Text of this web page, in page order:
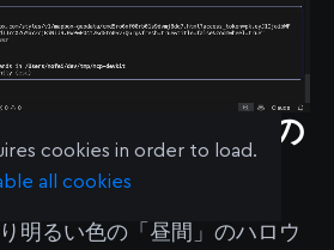
cookies in order to load.
all cookies
マップスタイルの
明るい色の「昼間」のハロウ